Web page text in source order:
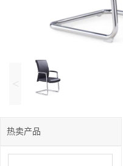
<
热卖产品